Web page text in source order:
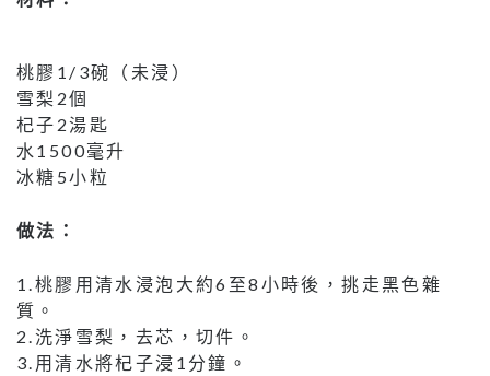
桃膠1/3碗（未浸）
雪梨2個
杞子2湯匙
水1500毫升
冰糖5小粒
做法：
1.桃膠用清水浸泡大約6至8小時後，挑走黑色雜
質。
2.洗淨雪梨，去芯，切件。
3.用清水將杞子浸1分鐘。